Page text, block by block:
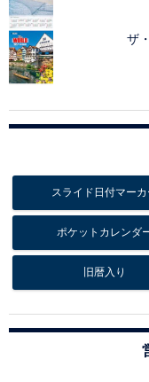
ザ
スライド日付マーカ
ポケットカレンダ
旧暦入り